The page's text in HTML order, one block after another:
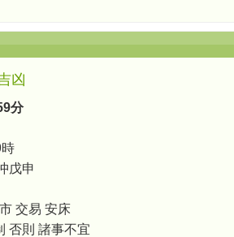
凶
分
戊申
交易 安床
否則 諸事不宜